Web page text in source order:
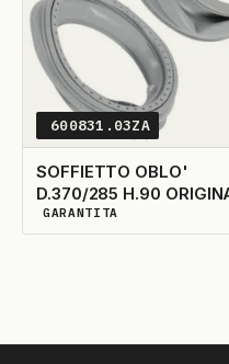
600831.03ZA
SOFFIETTO OBLO'
D.370/285 H.90
DISPONIBILITÀ GARANTITA
GARANTITA